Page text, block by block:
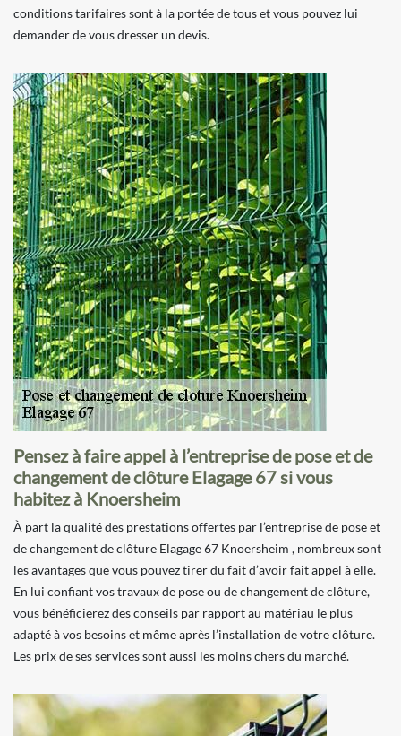
conditions tarifaires sont à la portée de tous et vous pouvez lui
demander de vous dresser un devis.
Pensez à faire appel à l’entreprise de pose et de
changement de clôture Elagage 67 si vous
habitez à Knoersheim
À part la qualité des prestations offertes par l’entreprise de pose et
de changement de clôture Elagage 67 Knoersheim , nombreux sont
les avantages que vous pouvez tirer du fait d’avoir fait appel à elle.
En lui confiant vos travaux de pose ou de changement de clôture,
vous bénéficierez des conseils par rapport au matériau le plus
adapté à vos besoins et même après l’installation de votre clôture.
Les prix de ses services sont aussi les moins chers du marché.